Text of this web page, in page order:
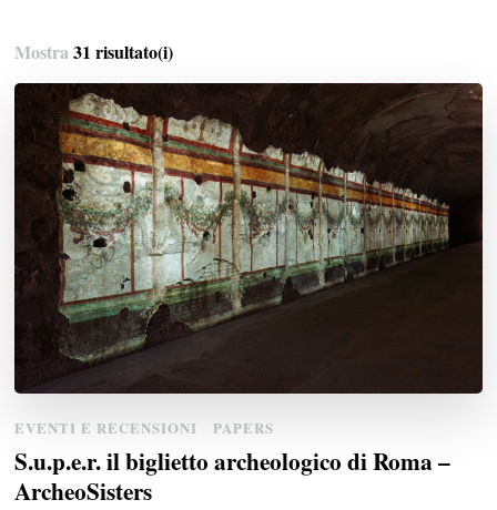
Mostra31 risultato(i)
EVENTI E RECENSIONI PAPERS
S.u.p.e.r. il biglietto archeologico di Roma –
ArcheoSisters